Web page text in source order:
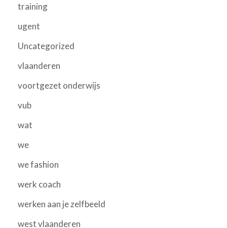
training
ugent
Uncategorized
vlaanderen
voortgezet onderwijs
vub
wat
we
we fashion
werk coach
werken aan je zelfbeeld
west vlaanderen